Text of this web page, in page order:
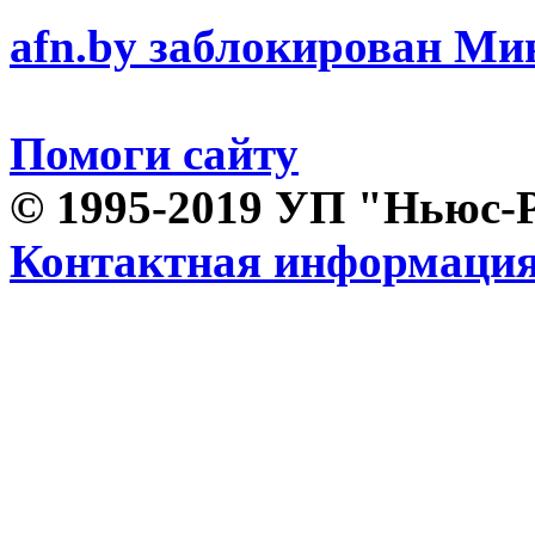
afn.by заблокирован
Помоги сайту
© 1995-2019 УП "Ньюс-
Контактная